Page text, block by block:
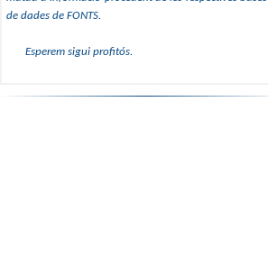
de dades de FONTS.
Esperem sigui profitós.